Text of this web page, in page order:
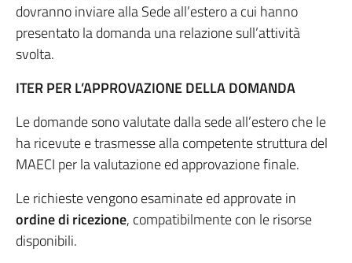
dovranno inviare alla Sede all’estero a cui hanno
presentato la domanda una relazione sull’attività
svolta.
ITER PER L’APPROVAZIONE DELLA DOMANDA
Le domande sono valutate dalla sede all’estero che le
ha ricevute e trasmesse alla competente struttura del
MAECI per la valutazione ed approvazione finale.
Le richieste vengono esaminate ed approvate in
ordine di ricezione, compatibilmente con le risorse
disponibili.